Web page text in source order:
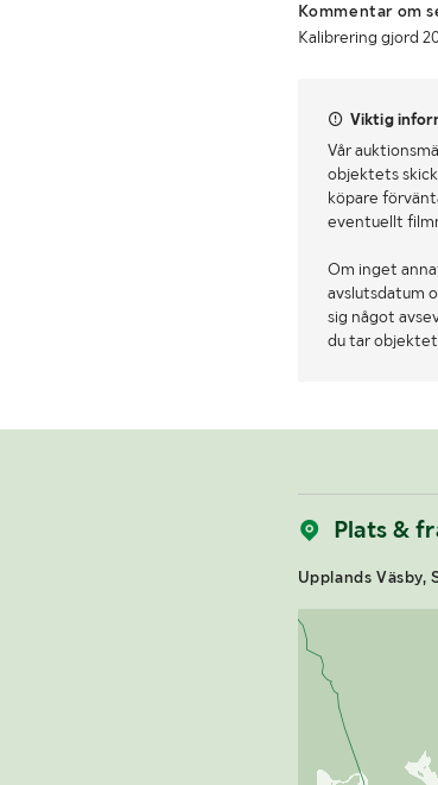
Kommentar om
Kalibrering gjord
Viktig
Vår
objektets
köpare
eventuellt
Om inget
avslutsdatum
sig något
du tar
Plats &
Upplands Väsby,